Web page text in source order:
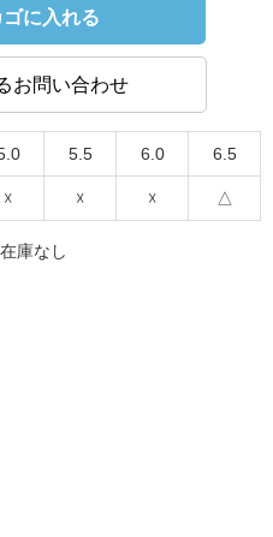
に入れる
お問い合わせ
5.5 6.0 6.5
☓ ☓ ☓ △
庫なし